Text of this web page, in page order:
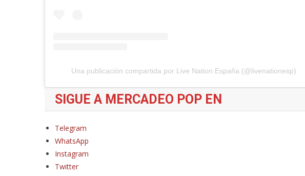
Una publicación compartida por Live Nation España (@livenationesp)
SIGUE A MERCADEO POP EN
Telegram
WhatsApp
Instagram
Twitter